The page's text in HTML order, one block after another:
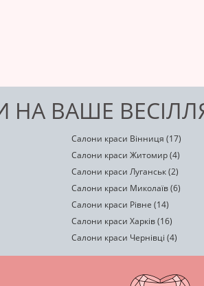
ВАШЕ
Салони краси Вінниця (17)
Салони краси Житомир (4)
Салони краси Луганськ (2)
Салони краси Миколаїв (6)
Салони краси Рівне (14)
Салони краси Харків (16)
Салони краси Чернівці (4)